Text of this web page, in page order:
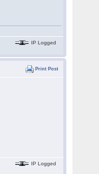
IP Logged
Print Post
IP Logged